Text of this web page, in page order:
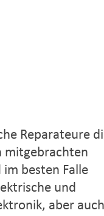
Reparateure
mitgebrachten
besten Falle
und
aber auch